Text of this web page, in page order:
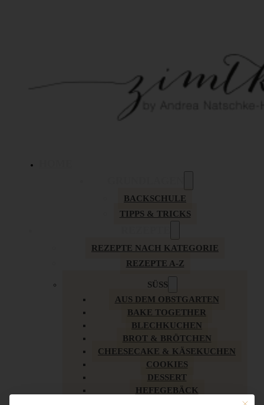
BACKSCHULE
TIPPS & TRICKS
REZEPTE NACH KATEGORIE
REZEPTE A-Z
SÜSS
AUS DEM OBSTGARTEN
BAKE TOGETHER
BLECHKUCHEN
BROT & BRÖTCHEN
CHEESECAKE & KÄSEKUCHEN
COOKIES
DESSERT
HEFEGEBÄCK
Mit